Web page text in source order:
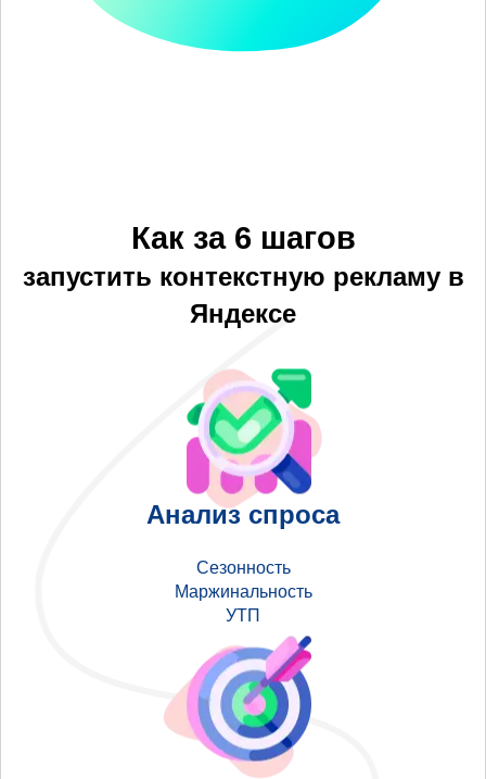
Как за 6 шагов
запустить контекстную рекламу в
Яндексе
Анализ спроса
Сезонность
Маржинальность
УТП